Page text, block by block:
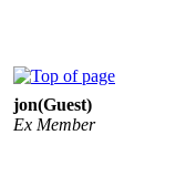
jon(Guest)
Ex Member